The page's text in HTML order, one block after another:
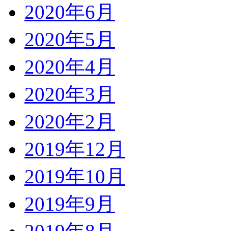
2020年6月
2020年5月
2020年4月
2020年3月
2020年2月
2019年12月
2019年10月
2019年9月